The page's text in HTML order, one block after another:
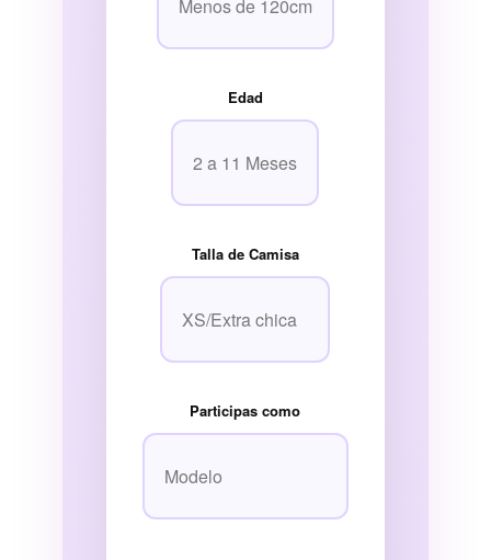
Edad
Talla de Camisa
Participas como